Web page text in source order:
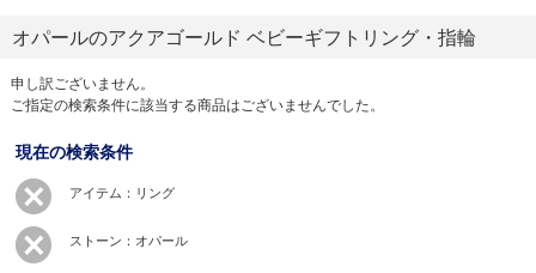
オパールのアクアゴールド ベビーギフトリング・指輪
申し訳ございません。
ご指定の検索条件に該当する商品はございませんでした。
現在の検索条件
アイテム：リング
ストーン：オパール